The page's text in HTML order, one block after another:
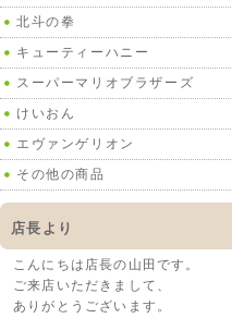
北斗の拳
キューティーハニー
スーパーマリオブラザーズ
けいおん
エヴァンゲリオン
その他の商品
店長より
こんにちは店長の山田です。
ご来店いただきまして、
ありがとうございます。